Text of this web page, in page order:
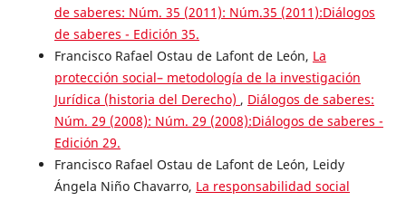
de saberes: Núm. 35 (2011): Núm.35 (2011):Diálogos
de saberes - Edición 35.
Francisco Rafael Ostau de Lafont de León, La
protección social– metodología de la investigación
Jurídica (historia del Derecho) , Diálogos de saberes:
Núm. 29 (2008): Núm. 29 (2008):Diálogos de saberes -
Edición 29.
Francisco Rafael Ostau de Lafont de León, Leidy
Ángela Niño Chavarro, La responsabilidad social